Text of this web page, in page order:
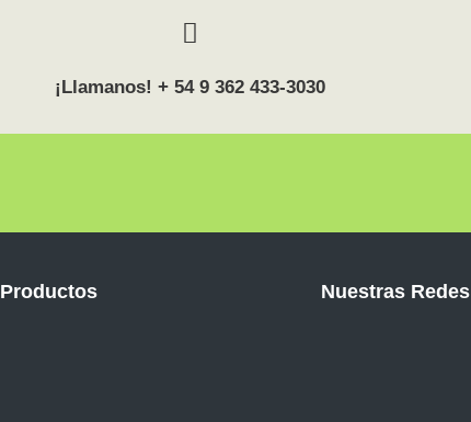
¡Llamanos! + 54 9 362 433-3030
Productos Nuestras Redes